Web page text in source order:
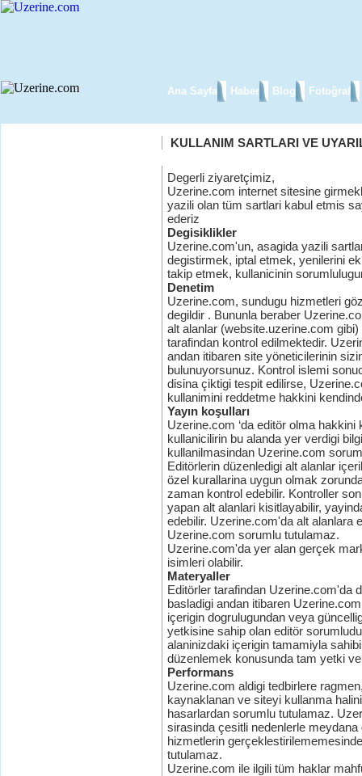
Ana Sayfa Haber Blog Fotoğraf
KULLANIM SARTLARI VE
Degerli ziyaretçimiz,
Uzerine.com internet sitesine
yazili olan tüm sartlari kabul etmis
ederiz
Degisiklikler
Uzerine.com'un, asagida yazili
degistirmek, iptal etmek, yenilerini
takip etmek, kullanicinin
Denetim
Uzerine.com, sundugu hizmetleri
degildir . Bununla beraber
alt alanlar (website.uzerine.com
tarafindan kontrol edilmektedir.
andan itibaren site yöneticilerinin
bulunuyorsunuz. Kontrol islemi
disina çiktigi tespit edilirse,
kullanimini reddetme hakkini
Yayın koşulları
Uzerine.com ‘da editör olma
kullanicilirin bu alanda yer verdigi
kullanilmasindan Uzerine.com
Editörlerin düzenledigi alt alanlar
özel kurallarina uygun olmak
zaman kontrol edebilir. Kontroller
yapan alt alanlari kisitlayabilir,
edebilir. Uzerine.com'da alt alanlara
Uzerine.com sorumlu tutulamaz.
Uzerine.com'da yer alan gerçek
isimleri olabilir.
Materyaller
Editörler tarafindan Uzerine.com'da
basladigi andan itibaren
içerigin dogrulugundan veya
yetkisine sahip olan editör
alaninizdaki içerigin tamamiyla
düzenlemek konusunda tam yetki
Performans
Uzerine.com aldigi tedbirlere
kaynaklanan ve siteyi kullanma
hasarlardan sorumlu tutulamaz.
sirasinda çesitli nedenlerle
hizmetlerin
tutulamaz.
Uzerine.com ile ilgili tüm haklar